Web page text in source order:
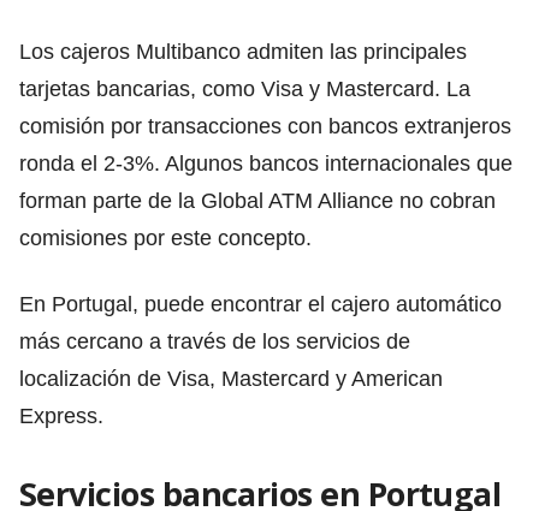
Los cajeros Multibanco admiten las principales
tarjetas bancarias, como Visa y Mastercard. La
comisión por transacciones con bancos extranjeros
ronda el 2-3%. Algunos bancos internacionales que
forman parte de la Global ATM Alliance no cobran
comisiones por este concepto.
En Portugal, puede encontrar el cajero automático
más cercano a través de los servicios de
localización de Visa, Mastercard y American
Express.
Servicios bancarios en Portugal